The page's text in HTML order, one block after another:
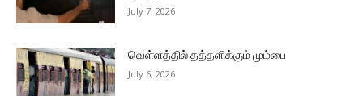
July 7, 2026
வெள்ளத்தில் தத்தளிக்கும் மும்பை
July 6, 2026